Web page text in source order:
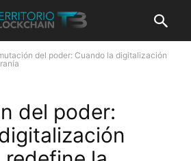
del poder: Cuando la digitalización
del poder: